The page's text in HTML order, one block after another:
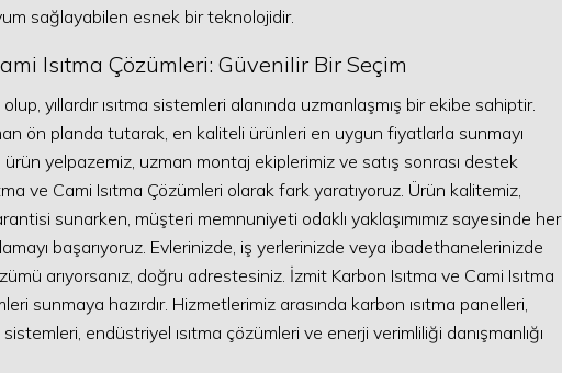
sağlayabilen esnek bir teknolojidir.
Isıtma Çözümleri: Güvenilir Bir Seçim
yıllardır ısıtma sistemleri alanında uzmanlaşmış bir ekibe sahiptir.
ön planda tutarak, en kaliteli ürünleri en uygun fiyatlarla sunmayı
yelpazemiz, uzman montaj ekiplerimiz ve satış sonrası destek
ve Cami Isıtma Çözümleri olarak fark yaratıyoruz. Ürün kalitemiz,
sunarken, müşteri memnuniyeti odaklı yaklaşımımız sayesinde her
başarıyoruz. Evlerinizde, iş yerlerinizde veya ibadethanelerinizde
arıyorsanız, doğru adrestesiniz. İzmit Karbon Isıtma ve Cami Isıtma
sunmaya hazırdır. Hizmetlerimiz arasında karbon ısıtma panelleri,
sistemleri, endüstriyel ısıtma çözümleri ve enerji verimliliği danışmanlığı